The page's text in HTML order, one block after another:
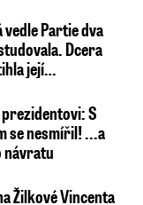
vedle Partie dva
Dcera
její…
S
se nesmířil! ...a
Žilkové Vincenta